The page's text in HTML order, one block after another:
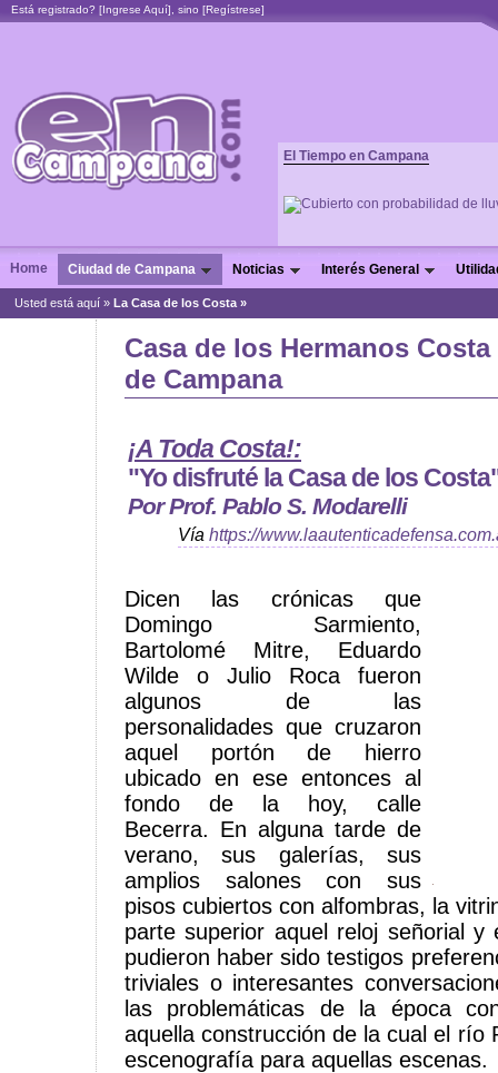
Está registrado? [Ingrese Aquí], sino [Regístrese]
El Tiempo en Campana
Home Ciudad de Campana Noticias Interés General
Usted está aquí » La Casa de los Costa »
Casa de los Hermanos
de Campana
¡A Toda Costa!:
"Yo disfruté la Casa de los
Por Prof. Pablo S. Modarelli
Vía https://
Dicen las crónicas que
Domingo Sarmiento,
Bartolomé Mitre, Eduardo
Wilde o Julio Roca fueron
algunos de las
personalidades que cruzaron
aquel portón de hierro
ubicado en ese entonces al
fondo de la hoy, calle
Becerra. En alguna tarde de
verano, sus galerías, sus
amplios salones con sus
pisos cubiertos con alfombras, la
parte superior aquel reloj señorial y
pudieron haber sido testigos
triviales o interesantes
las problemáticas de la época
aquella construcción de la cual el río
escenografía para aquellas escenas.